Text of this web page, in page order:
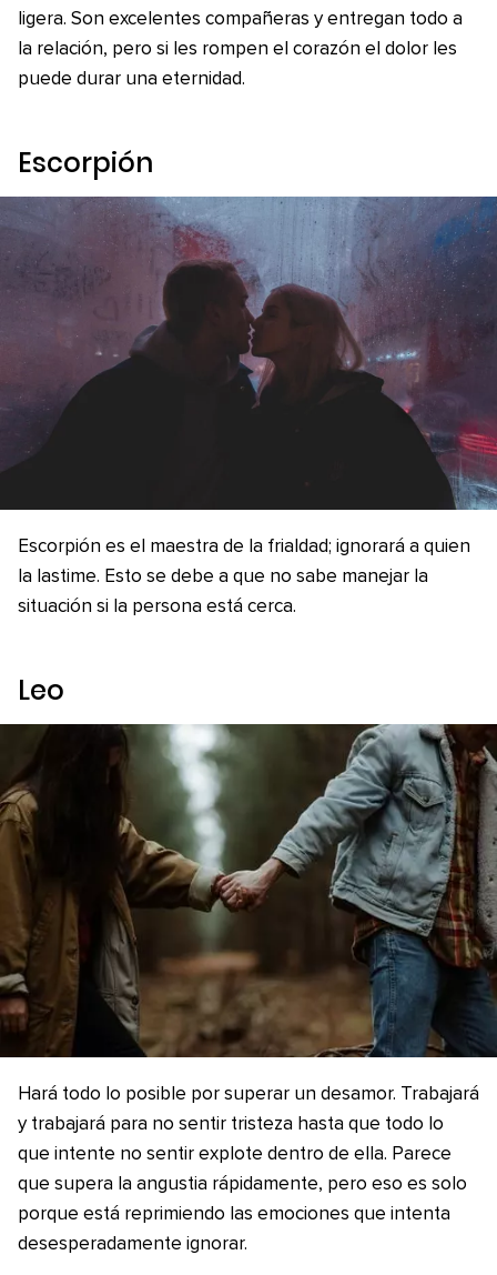
ligera. Son excelentes compañeras y entregan todo a
la relación, pero si les rompen el corazón el dolor les
puede durar una eternidad.
Escorpión
Escorpión es el maestra de la frialdad; ignorará a quien
la lastime. Esto se debe a que no sabe manejar la
situación si la persona está cerca.
Leo
Hará todo lo posible por superar un desamor. Trabajará
y trabajará para no sentir tristeza hasta que todo lo
que intente no sentir explote dentro de ella. Parece
que supera la angustia rápidamente, pero eso es solo
porque está reprimiendo las emociones que intenta
desesperadamente ignorar.